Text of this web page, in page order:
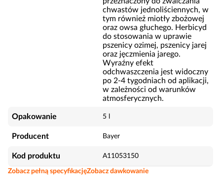
chwastów jednoliściennych, w
tym również miotły zbożowej
oraz owsa głuchego. Herbicyd
do stosowania w uprawie
pszenicy ozimej, pszenicy jarej
oraz jęczmienia jarego.
Wyraźny efekt
odchwaszczenia jest widoczny
po 2-4 tygodniach od aplikacji,
w zależności od warunków
atmosferycznych.
Opakowanie 5 l
Producent Bayer
Kod produktu A11053150
Zobacz pełną specyfikacjęZobacz dawkowanie